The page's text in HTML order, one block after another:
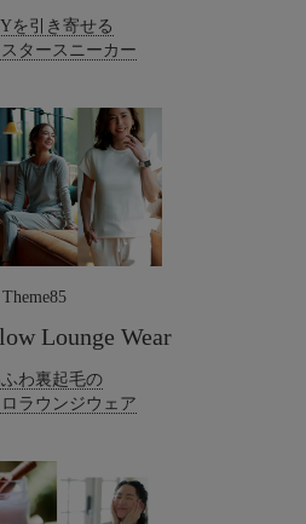
を引き寄せる
タースニーカー
Theme85
Lounge Wear
わ裏起毛の
ラウンジウェア